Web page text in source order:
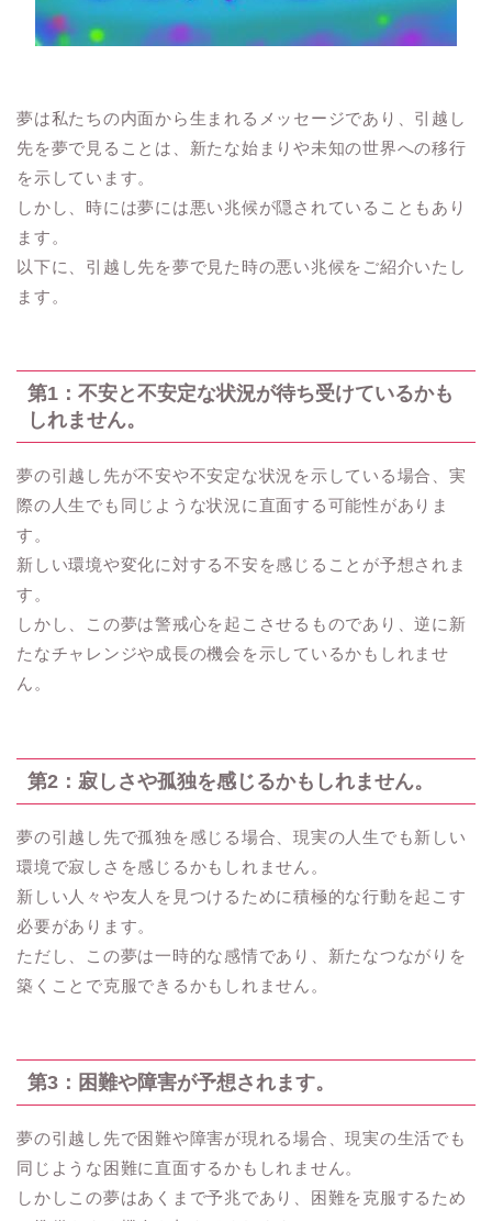
夢は私たちの内面から生まれるメッセージであり、引越し
先を夢で見ることは、新たな始まりや未知の世界への移行
を示しています。
しかし、時には夢には悪い兆候が隠されていることもあり
ます。
以下に、引越し先を夢で見た時の悪い兆候をご紹介いたし
ます。
第1：不安と不安定な状況が待ち受けているかも
しれません。
夢の引越し先が不安や不安定な状況を示している場合、実
際の人生でも同じような状況に直面する可能性がありま
す。
新しい環境や変化に対する不安を感じることが予想されま
す。
しかし、この夢は警戒心を起こさせるものであり、逆に新
たなチャレンジや成長の機会を示しているかもしれませ
ん。
第2：寂しさや孤独を感じるかもしれません。
夢の引越し先で孤独を感じる場合、現実の人生でも新しい
環境で寂しさを感じるかもしれません。
新しい人々や友人を見つけるために積極的な行動を起こす
必要があります。
ただし、この夢は一時的な感情であり、新たなつながりを
築くことで克服できるかもしれません。
第3：困難や障害が予想されます。
夢の引越し先で困難や障害が現れる場合、現実の生活でも
同じような困難に直面するかもしれません。
しかしこの夢はあくまで予兆であり、困難を克服するため